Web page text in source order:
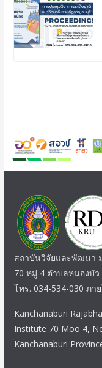
สถาบันวิจัยและพัฒนา
70 หมู่ 4 ตำบลหนองบัว
โทร. 034-534-030 ภา
Kanchanaburi
Institute 70 Moo 4,
Kanchanaburi